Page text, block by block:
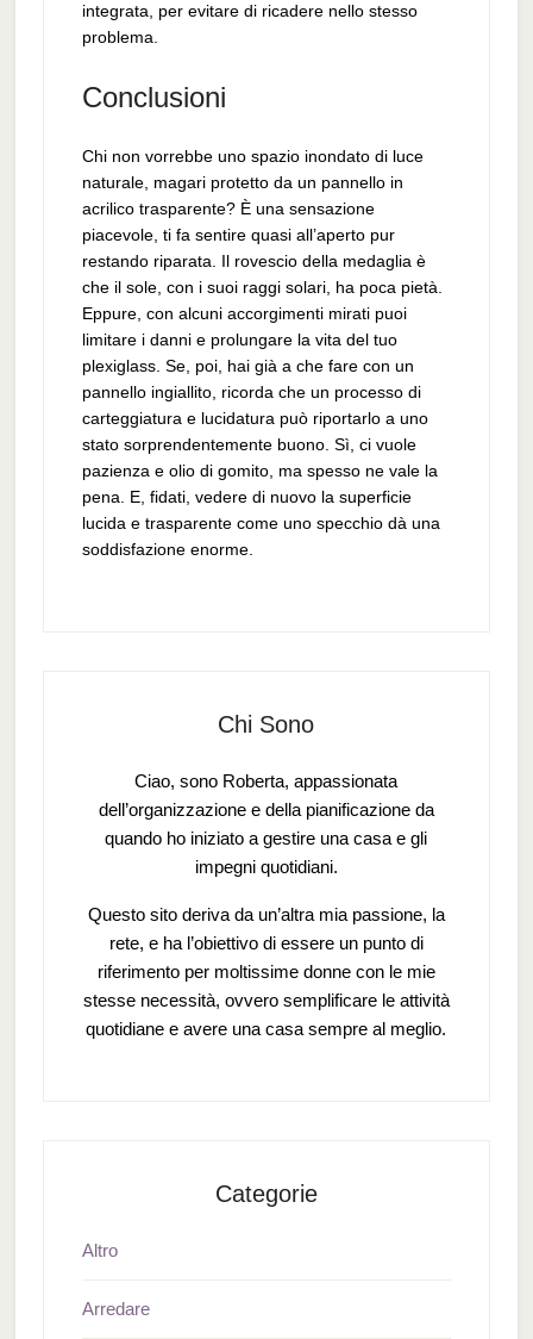
integrata, per evitare di ricadere nello stesso
problema.
Conclusioni
Chi non vorrebbe uno spazio inondato di luce
naturale, magari protetto da un pannello in
acrilico trasparente? È una sensazione
piacevole, ti fa sentire quasi all’aperto pur
restando riparata. Il rovescio della medaglia è
che il sole, con i suoi raggi solari, ha poca pietà.
Eppure, con alcuni accorgimenti mirati puoi
limitare i danni e prolungare la vita del tuo
plexiglass. Se, poi, hai già a che fare con un
pannello ingiallito, ricorda che un processo di
carteggiatura e lucidatura può riportarlo a uno
stato sorprendentemente buono. Sì, ci vuole
pazienza e olio di gomito, ma spesso ne vale la
pena. E, fidati, vedere di nuovo la superficie
lucida e trasparente come uno specchio dà una
soddisfazione enorme.
Chi Sono
Ciao, sono Roberta, appassionata
dell’organizzazione e della pianificazione da
quando ho iniziato a gestire una casa e gli
impegni quotidiani.
Questo sito deriva da un’altra mia passione, la
rete, e ha l’obiettivo di essere un punto di
riferimento per moltissime donne con le mie
stesse necessità, ovvero semplificare le attività
quotidiane e avere una casa sempre al meglio.
Categorie
Altro
Arredare